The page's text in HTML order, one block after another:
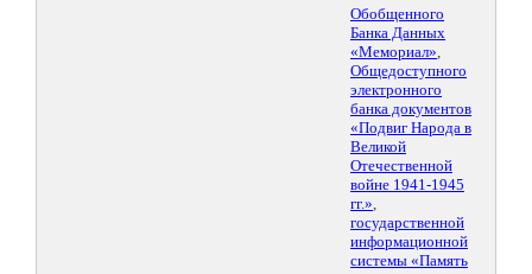
Обобщенного
Банка Данных
«Мемориал»,
Общедоступного
электронного
банка документов
«Подвиг Народа в
Великой
Отечественной
войне 1941-1945
гг.»,
государственной
информационной
системы «Память